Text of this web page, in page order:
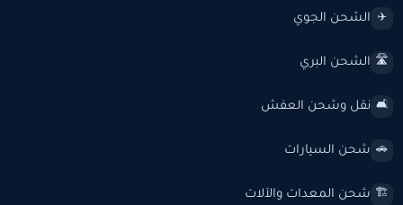
✈️ الشحن الجوي
🛣️ الشحن البري
🛋️ نقل وشحن العفش
🚗 شحن السيارات
🏗️ شحن المعدات والآلات